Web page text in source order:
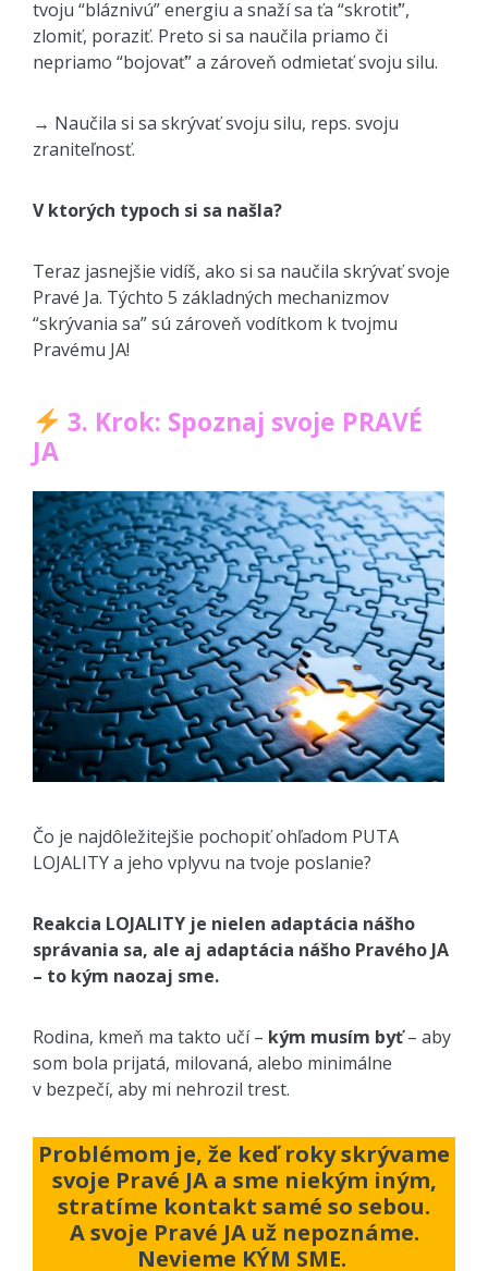
tvoju “bláznivú” energiu a snaží sa ťa “skrotiť”,
zlomiť, poraziť. Preto si sa naučila priamo či
nepriamo “bojovať” a zároveň odmietať svoju silu.
→ Naučila si sa skrývať svoju silu, reps. svoju
zraniteľnosť.
V ktorých typoch si sa našla?
Teraz jasnejšie vidíš, ako si sa naučila skrývať svoje
Pravé Ja. Týchto 5 základných mechanizmov
“skrývania sa” sú zároveň vodítkom k tvojmu
Pravému JA!
3. Krok: Spoznaj svoje PRAVÉ
JA
Čo je najdôležitejšie pochopiť ohľadom PUTA
LOJALITY a jeho vplyvu na tvoje poslanie?
Reakcia LOJALITY je nielen adaptácia nášho
správania sa, ale aj adaptácia nášho Pravého JA
– to kým naozaj sme.
Rodina, kmeň ma takto učí – kým musím byť– aby
som bola prijatá, milovaná, alebo minimálne
v bezpečí, aby mi nehrozil trest.
Problémom je, že keď roky skrývame
svoje Pravé JA a sme niekým iným,
stratíme kontakt samé so sebou.
A svoje Pravé JA už nepoznáme.
Nevieme KÝM SME.